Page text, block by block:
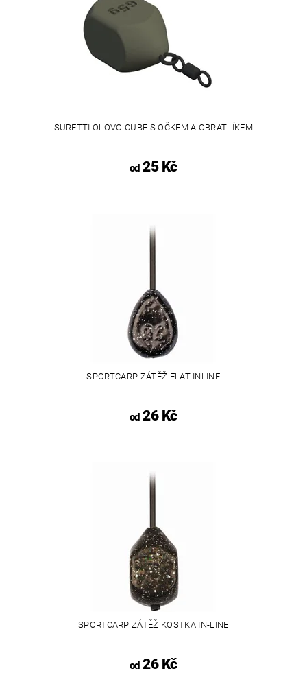
SURETTI OLOVO CUBE S OČKEM A OBRATLÍKEM
od25 Kč
SPORTCARP ZÁTĚŽ FLAT INLINE
od26 Kč
SPORTCARP ZÁTĚŽ KOSTKA IN-LINE
od26 Kč